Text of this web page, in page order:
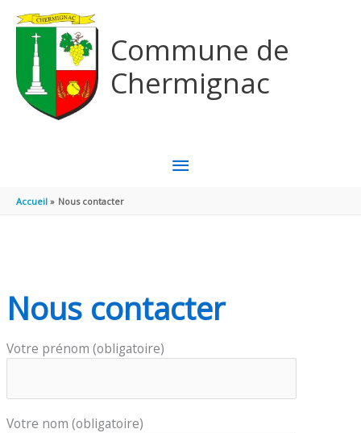
Panneau de gestion des cookies
Commune de
Chermignac
MENU
Accueil Nous contacter
Nous contacter
Votre prénom (obligatoire)
Votre nom (obligatoire)